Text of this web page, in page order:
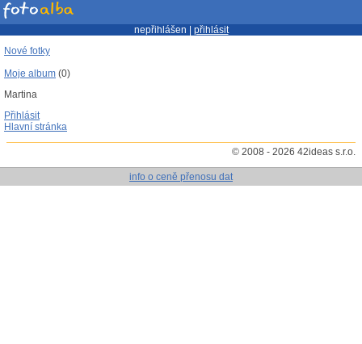
nepřihlášen | přihlásit
Nové fotky
Moje album (0)
Martina
Přihlásit
Hlavní stránka
© 2008 - 2026 42ideas s.r.o.
info o ceně přenosu dat